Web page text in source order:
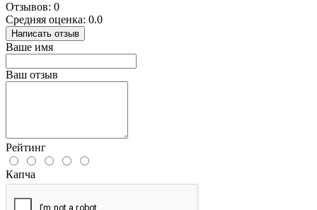
Отзывов: 0
Средняя оценка: 0.0
Написать отзыв
Ваше имя
Ваш отзыв
Рейтинг
Капча